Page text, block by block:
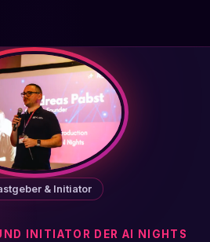
& Initiator
INITIATOR DER AI NIGHTS